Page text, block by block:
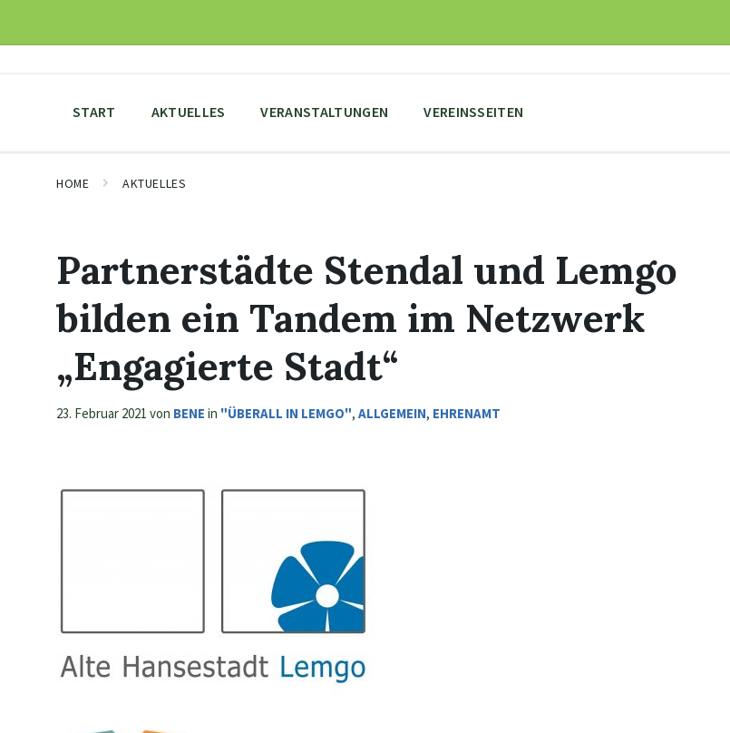
content
main
footer
START AKTUELLES VERANSTALTUNGEN VEREINSSEITEN
HOME AKTUELLES
Partnerstädte Stendal und Lemgo
bilden ein Tandem im Netzwerk
„Engagierte Stadt“
23. Februar 2021 von BENE in "ÜBERALL IN LEMGO", ALLGEMEIN, EHRENAMT